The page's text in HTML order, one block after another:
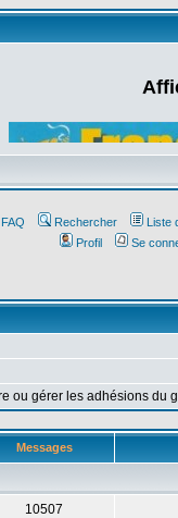
FAQ Rechercher Liste
Profil
Se
ou gérer les adhésions du
Messages
10507